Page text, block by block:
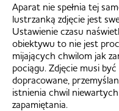
Aparat nie spełnia tej
lustrzanką zdjęcie jest
Ustawienie czasu
obiektywu to nie jest
mijających chwilom jak
pociągu. Zdjęcie musi
dopracowane,
istnienia chwil
zapamiętania.